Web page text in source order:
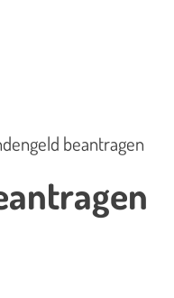
beantragen